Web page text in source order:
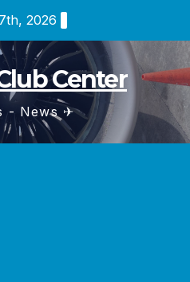
2026
Center
- News ✈